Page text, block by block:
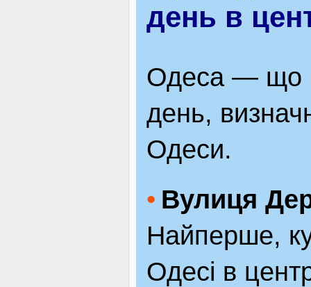
ВІДВІДУВАЧАМ
день в
Одеса — що
день,
Одеси.
Вулиця
Найперше,
Одесі в